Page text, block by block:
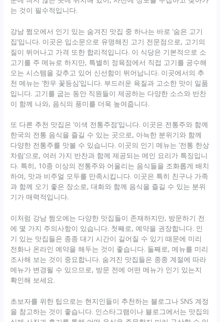
는 것이 필수적입니다.
강남 쩜오에서 인기 있는 숨겨진 맛집 중 하나는 바로 ‘숨은 고기
집’입니다. 이곳은 입소문으로 유명해진 고기 전문점으로, 고기의
질이 뛰어나고 가격 또한 합리적입니다. 이 식당은 기본적으로 소
고기를 주 메뉴로 하지만, 특별히 정육점에서 직접 고기를 공수해
오는 시스템을 갖추고 있어 신선함이 뛰어납니다. 이곳에서의 추
천 메뉴는 ‘한우 꽃등심’입니다. 부드러운 육질과 고소한 맛이 일품
입니다. 고기를 굽는 동안 직원들이 제공하는 다양한 소스와 반찬
이 함께 나와, 음식의 풍미를 더욱 높여줍니다.
또 다른 추천 맛집은 ‘이색 전통주점’입니다. 이곳은 전통주와 함께
한국의 전통 음식을 즐길 수 있는 곳으로, 아늑한 분위기와 함께
다양한 전통주를 맛볼 수 있습니다. 이곳의 인기 메뉴는 ‘전통 한상
차림’으로, 여러 가지 반찬과 함께 제공되는 메인 요리가 특징입니
다. 특히, 10종 이상의 전통주와 어울리는 음식들을 조화롭게 배치
하여, 맛과 비주얼 모두를 만족시킵니다. 이곳은 특히 친구나 가족
과 함께 오기 좋은 장소로, 대화와 함께 음식을 즐길 수 있는 분위
기가 매력적입니다.
이처럼 강남 쩜오에는 다양한 맛집들이 존재하지만, 방문하기 전
에 몇 가지 주의사항이 있습니다. 첫째로, 예약을 권장합니다. 인
기 있는 맛집들은 종종 대기 시간이 길어질 수 있기 때문에 미리
전화나 온라인 예약을 해두는 것이 좋습니다. 둘째로, 메뉴를 미리
조사해 보는 것이 중요합니다. 숨겨진 맛집들은 종종 계절에 따라
메뉴가 변경될 수 있으므로, 방문 전에 어떤 메뉴가 인기 있는지
확인해 보세요.
초보자를 위한 팁으로는 현지인들이 추천하는 블로그나 SNS 계정
을 참고하는 것이 좋습니다. 인스타그램이나 블로그에서는 맛집의